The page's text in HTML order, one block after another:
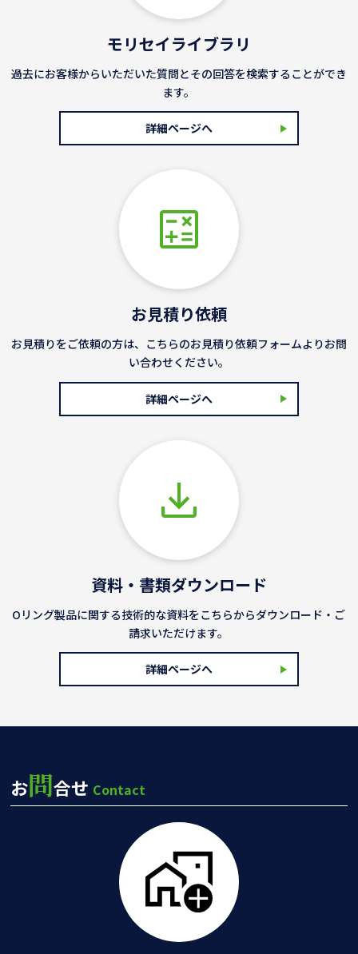
モリセイライブラリ
過去にお客様からいただいた質問とその回答を検索することができ
ます。
詳細ページへ
お見積り依頼
お見積りをご依頼の方は、こちらのお見積り依頼フォームよりお問
い合わせください。
詳細ページへ
資料・書類ダウンロード
Oリング製品に関する技術的な資料をこちらからダウンロード・ご
請求いただけます。
詳細ページへ
お問合せ Contact